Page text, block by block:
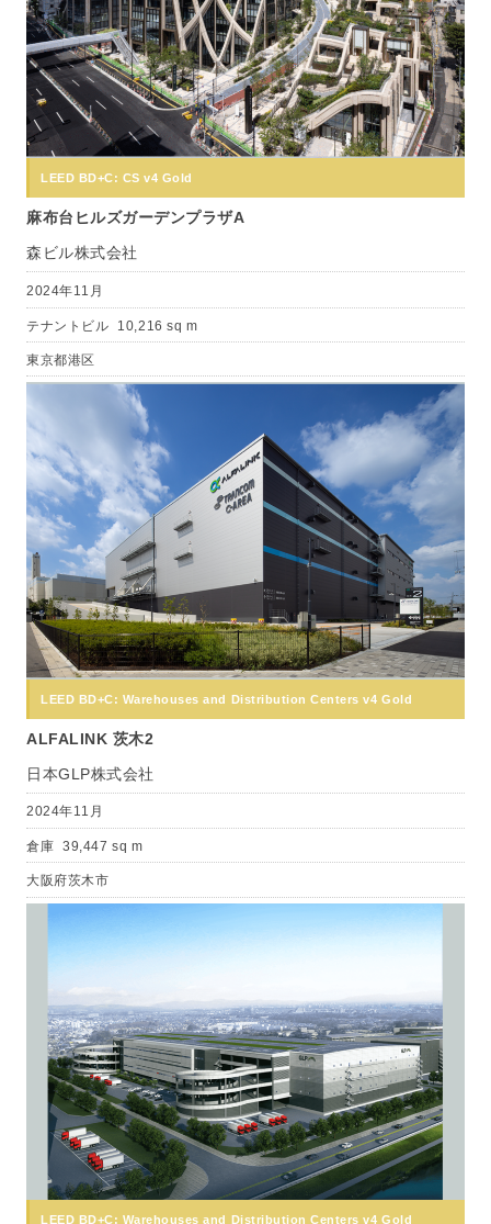
LEED BD+C: CS v4 Gold
麻布台ヒルズガーデンプラザA
森ビル株式会社
2024年11月
テナントビル 10,216 sq m
東京都港区
LEED BD+C: Warehouses and Distribution Centers v4 Gold
ALFALINK 茨木2
日本GLP株式会社
2024年11月
倉庫 39,447 sq m
大阪府茨木市
LEED BD+C: Warehouses and Distribution Centers v4 Gold